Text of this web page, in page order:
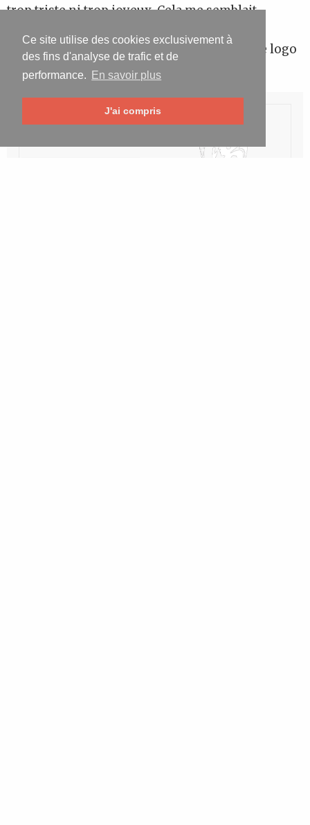
Ce site utilise des cookies exclusivement à
des fins d'analyse de trafic et de
performance.
En savoir plus
J'ai compris
trop triste ni trop joyeux. Cela me semblait
éléments tels que la couleur dominante et le logo
permettraient de créer du contraste.